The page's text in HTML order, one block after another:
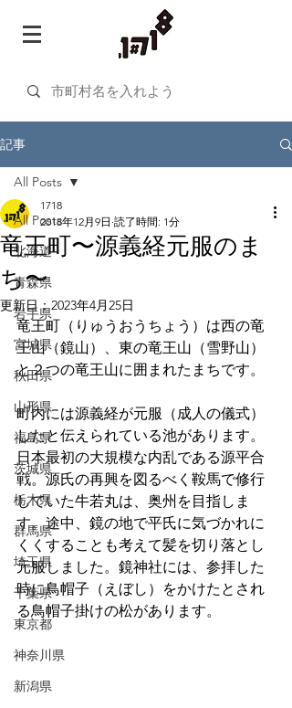
記事
All Posts
北海道
青森県
岩手県
宮城県
秋田県
山形県
福島県
茨城県
栃木県
群馬県
埼玉県
千葉県
東京都
神奈川県
新潟県
All Posts
竜王町〜源義経元服のま
ち〜
1718
2018年12月9日 読了時間: 1分
更新日：2023年4月25日
竜王町（りゅうおうちょう）は西の竜
王山（鏡山）、東の竜王山（雪野山）
と２つの竜王山に囲まれたまちです。
町内には源義経が元服（成人の儀式）
したと伝えられている池があります。
日本最初の大規模な内乱である源平合
戦。源氏の再興を図るべく鞍馬で修行
していた牛若丸は、奥州を目指しま
す。途中、鏡の地で平氏に気づかれに
くくすることも考えて髪を切り落とし
元服しました。鏡神社には、参拝した
時に鳥帽子（えぼし）をかけたとされ
る鳥帽子掛けの松があります。